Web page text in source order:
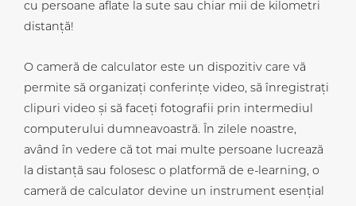
cu persoane aflate la sute sau chiar mii de kilometri
distanță!
O cameră de calculator este un dispozitiv care vă
permite să organizați conferințe video, să înregistrați
clipuri video și să faceți fotografii prin intermediul
computerului dumneavoastră. În zilele noastre,
având în vedere că tot mai multe persoane lucrează
la distanță sau folosesc o platformă de e-learning, o
cameră de calculator devine un instrument esențial